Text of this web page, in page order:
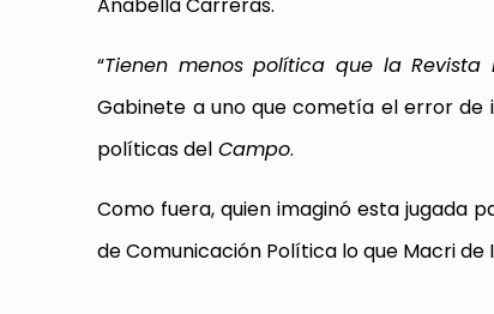
Anabella Carreras.
“Tienen menos política que la Revista
Gabinete a uno que cometía el error de
políticas del Campo.
Como fuera, quien imaginó esta jugada
de Comunicación Política lo que Macri